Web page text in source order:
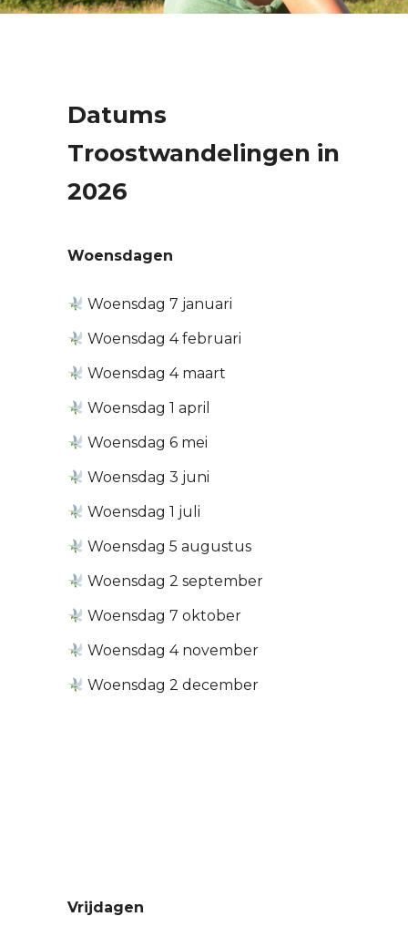
Datums
Troostwandelingen in
2026
Woensdagen
Woensdag 7 januari
Woensdag 4 februari
Woensdag 4 maart
Woensdag 1 april
Woensdag 6 mei
Woensdag 3 juni
Woensdag 1 juli
Woensdag 5 augustus
Woensdag 2 september
Woensdag 7 oktober
Woensdag 4 november
Woensdag 2 december
Vrijdagen